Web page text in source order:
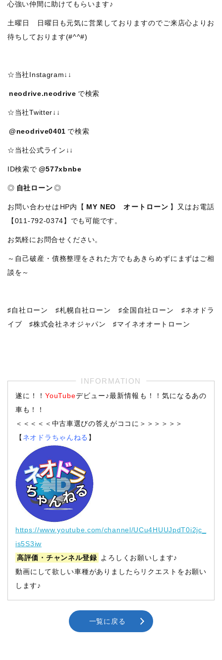
心強い仲間に助けてもらいます♪
土曜日 日曜日も元気に営業しておりますのでご来店心よりお
待ちしております(#^^#)
☆当社Instagram↓↓
neodrive.neodrive で検索
☆当社Twitter↓↓
@neodrive0401 で検索
☆当社公式ライン↓↓
ID検索で @577xbnbe
◎ 自社ローン ◎
お問い合わせはHP内【 MY NEO オートローン 】又はお電話
【011-792-0374】でも可能です。
お気軽にお問合せください。
～自己破産・債務整理をされた方でもあきらめずにまずはご相
談を～
♯自社ローン ♯札幌自社ローン ♯全国自社ローン ♯ネオドラ
イブ ♯株式会社ネオジャパン ♯マイネオオートローン
遂に！！YouTubeデビュー♪最新情報も！！気になるあの
車も！！
＜＜＜＜＜中古車選びの答えがココに＞＞＞＞＞＞
【 ネオドラちゃんねる 】
https://www.youtube.com/channel/UCu4HUUJpdT0i2jc_
is5S3iw
高評価・チャンネル登録
よろしくお願いします♪
動画にして欲しい車種がありましたらリクエストをお願い
します♪
一覧に戻る